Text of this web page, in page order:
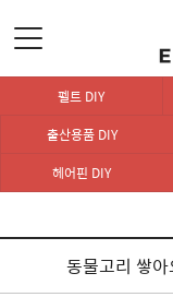
펠트 DIY
출산용품 DIY
헤어핀 DIY
동물고리 쌓